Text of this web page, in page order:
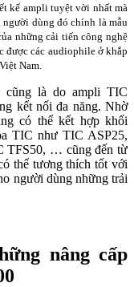
kế ampli tuyệt vời nhất mà
người dùng đó chính là mẫu
những cải tiến công nghệ
được các audiophile ở khắp
Nam.
cũng là do ampli TIC
kết nối đa năng. Nhờ
có thể kết hợp khối
TIC như TIC ASP25,
TFS50, … cũng đến từ
thể tương thích tốt với
người dùng những trải
nâng cấp